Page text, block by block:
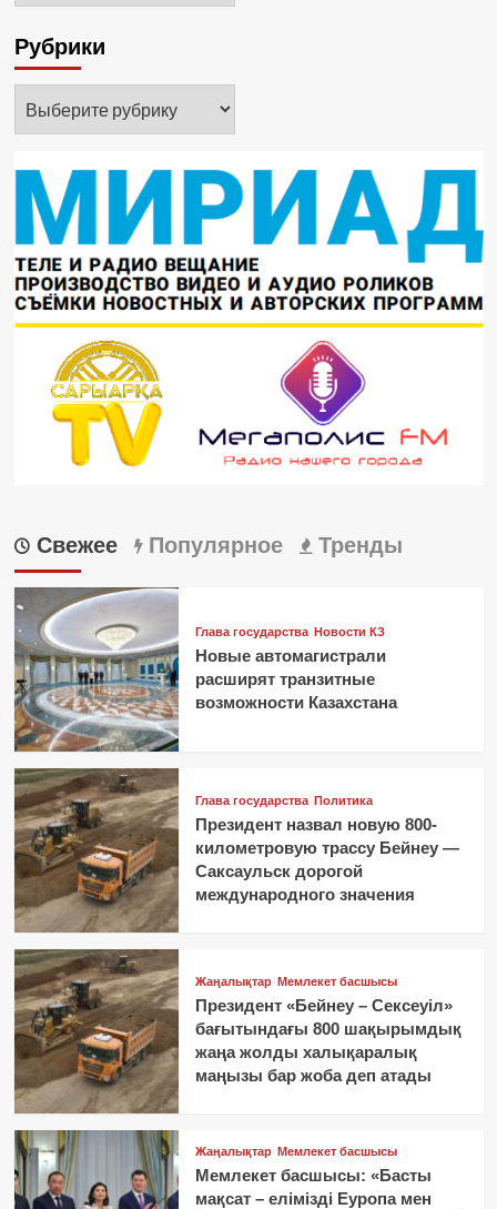
Рубрики
Свежее Популярное Тренды
Глава государства Новости КЗ
Новые автомагистрали
расширят транзитные
возможности Казахстана
Глава государства Политика
Президент назвал новую 800-
километровую трассу Бейнеу —
Саксаульск дорогой
международного значения
Жаңалықтар Мемлекет басшысы
Президент «Бейнеу – Сексеуіл»
бағытындағы 800 шақырымдық
жаңа жолды халықаралық
маңызы бар жоба деп атады
Жаңалықтар Мемлекет басшысы
Мемлекет басшысы: «Басты
мақсат – елімізді Еуропа мен